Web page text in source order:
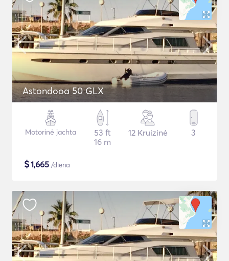
Astondooa 50 GLX
Motorinė jachta
53 ft
16 m
12 Kruizinė 3
$1,665 /diena